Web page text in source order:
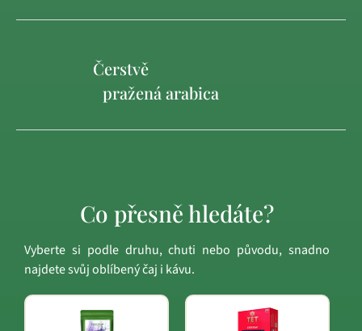
Čerstvě
pražená arabica
Co přesně hledáte?
Vyberte si podle druhu, chuti nebo původu, snadno
najdete svůj oblíbený čaj i kávu.